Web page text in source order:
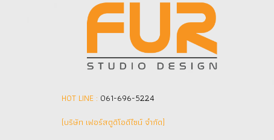
HOT LINE : 061-696-5224
(บริษัท เฟอร์สตูดิโอดีไซน์ จำกัด]